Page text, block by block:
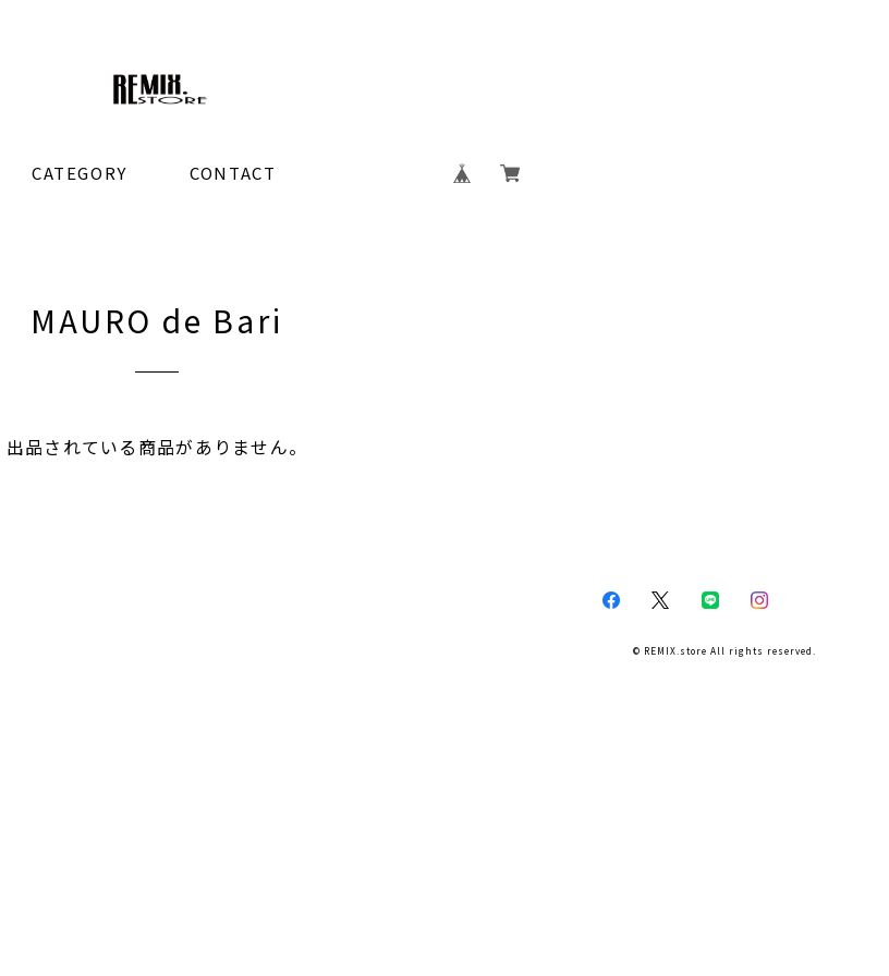
CATEGORY CONTACT
MAURO de Bari
出品されている商品がありません。
© REMIX.store All rights reserved.